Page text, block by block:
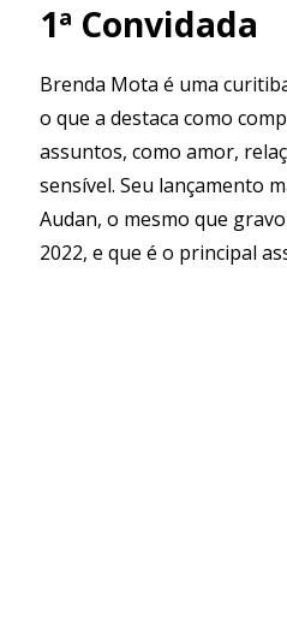
1ª Convidada
Brenda Mota é uma
o que a destaca como
assuntos, como amor,
sensível. Seu lançamento
Audan, o mesmo que
2022, e que é o principal